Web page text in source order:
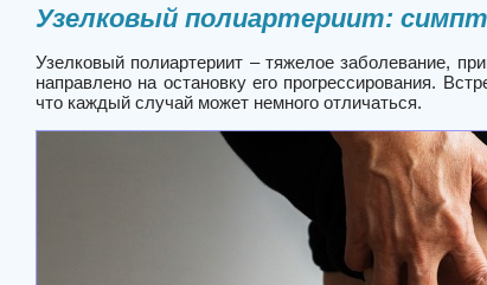
Узелковый полиартериит:
Узелковый полиартериит – тяжелое заболевание,
направлено на остановку его прогрессирования.
что каждый случай может немного отличаться.